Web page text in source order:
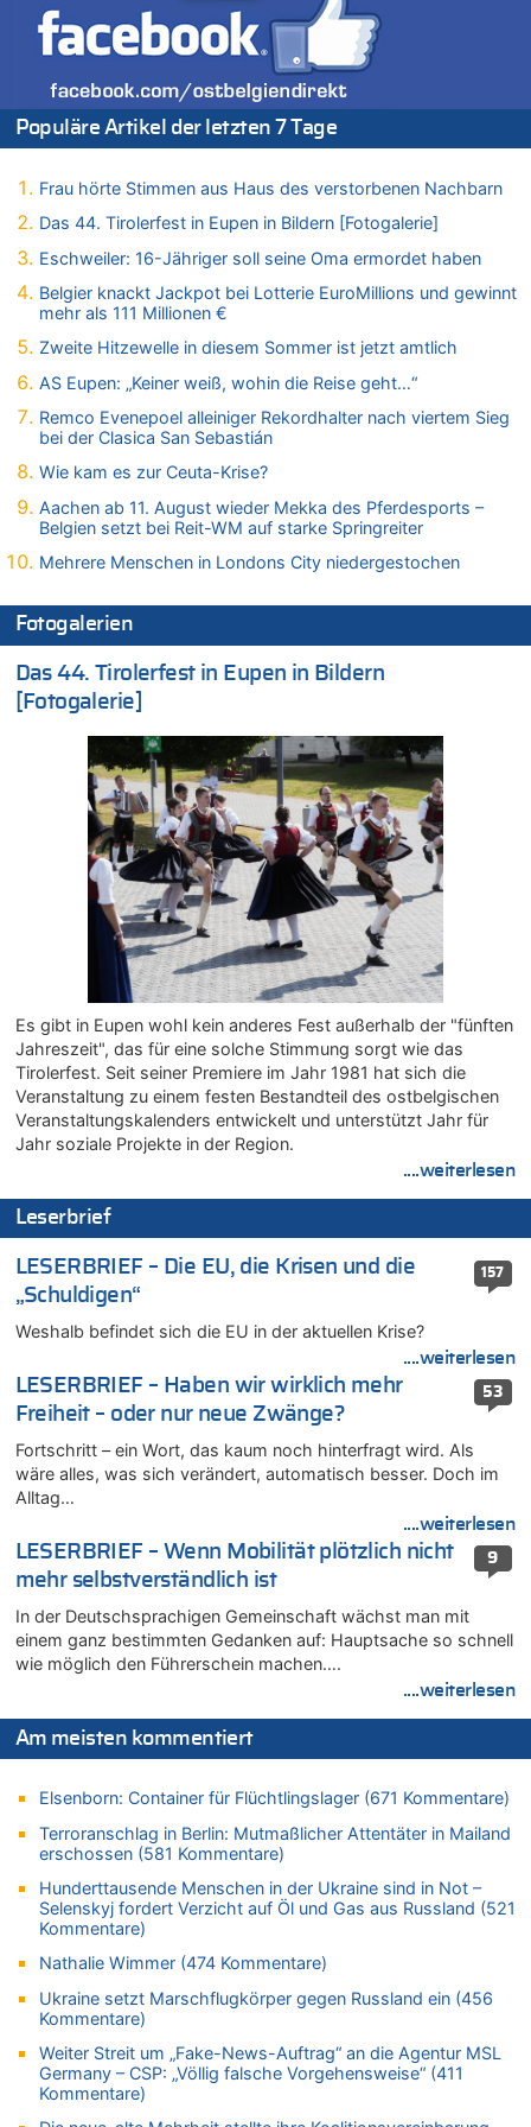
Belgier knackt Jackpot bei Lotterie EuroMillions und gewinnt
mehr als 111 Millionen €
08.08.2026 - 17:46 von Der Alte zu
Belgier knackt Jackpot bei Lotterie EuroMillions und gewinnt
mehr als 111 Millionen €
08.08.2026 - 17:45 von Der Alte zu
08.08.2026 - 17:43 von Der Alte zu
Leipzig, Mechernich und die Frage: Wer steckt hinter den
08.08.2026 - 17:16 von Bingo zu
Zweite Hitzewelle in diesem Sommer ist jetzt amtlich
Leipzig, Mechernich und die Frage: Wer steckt hinter den
Drohnen mit Strengstoff? War es Russland?
08.08.2026 - 15:34 von JoKrings zu
Leipzig, Mechernich und die Frage: Wer steckt hinter den
Mehrere Menschen in Londons City niedergestochen
Leipzig, Mechernich und die Frage: Wer steckt hinter den
08.08.2026 - 14:54 von Alfons van Compernolle zu
Belgier knackt Jackpot bei Lotterie EuroMillions und gewinnt
mehr als 111 Millionen €
08.08.2026 - 14:47 von Peer Wermuth zu
Leipzig, Mechernich und die Frage: Wer steckt hinter den
Drohnen mit Strengstoff? War es Russland?
08.08.2026 - 14:29 von Achso Dax zu
In Belgien missachten zwei von drei Autofahrern das
Tempolimit in 30er-Zonen – Untersuchung von Vias
08.08.2026 - 13:23 von Hugo Egon Bernhard von Sinnen zu
Leipzig, Mechernich und die Frage: Wer steckt hinter den
Drohnen mit Strengstoff? War es Russland?
08.08.2026 - 13:03 von WK zu
Kollision zwischen Autofahrer und Radfahrer an RAVeL-Weg
08.08.2026 - 12:56 von WK zu
Wasserstand des Rheins in NRW so niedrig wie noch nie
08.08.2026 - 12:29 von WK zu
In Belgien missachten zwei von drei Autofahrern das
Tempolimit in 30er-Zonen – Untersuchung von Vias
08.08.2026 - 12:01 von Hugo Egon Bernhard von Sinnen zu
Zurück an den Rhein: Hendrich wechselt zum 1. FC Köln
08.08.2026 - 11:39 von Dax zu
In Belgien missachten zwei von drei Autofahrern das
Tempolimit in 30er-Zonen – Untersuchung von Vias
08.08.2026 - 11:08 von Hans zu
Aachen ab 11. August wieder Mekka des Pferdesports –
Belgien setzt bei Reit-WM auf starke Springreiter
08.08.2026 - 10:21 von Hugo Egon Bernhard von Sinnen zu
In Belgien missachten zwei von drei Autofahrern das
Tempolimit in 30er-Zonen – Untersuchung von Vias
Wie kam es zur Ceuta-Krise?
08.08.2026 - 09:27 von Ermitler zu
Eschweiler: 16-Jähriger soll seine Oma ermordet haben
08.08.2026 - 09:24 von Ermitler zu
Mehrere Menschen in Londons City niedergestochen
08.08.2026 - 09:20 von Ermitler zu
AS Eupen: „Keiner weiß, wohin die Reise geht…“
08.08.2026 - 09:02 von Detlef zu
In Belgien missachten zwei von drei Autofahrern das
08.08.2026 - 08:50 von Mungo zu
08.08.2026 - 08:45 von besserwisser zu
Belgier knackt Jackpot bei Lotterie EuroMillions und gewinnt
mehr als 111 Millionen €
08.08.2026 - 08:00 von Strolch zu
AS Eupen: „Keiner weiß, wohin die Reise geht…“
08.08.2026 - 05:07 von Marcel Scholzen Eimerscheid zu
In Belgien missachten zwei von drei Autofahrern das
08.08.2026 - 02:19 von Peter S. zu
Tempolimit in 30er-Zonen – Untersuchung von Vias
08.08.2026 - 00:26 von klar zu
Mehrere Menschen in Londons City niedergestochen
Populäre Artikel der letzten 7 Tage
Frau hörte Stimmen aus Haus des verstorbenen Nachbarn
Das 44. Tirolerfest in Eupen in Bildern [Fotogalerie]
Eschweiler: 16-Jähriger soll seine Oma ermordet haben
Belgier knackt Jackpot bei Lotterie EuroMillions und gewinnt
mehr als 111 Millionen €
Zweite Hitzewelle in diesem Sommer ist jetzt amtlich
AS Eupen: „Keiner weiß, wohin die Reise geht…“
Remco Evenepoel alleiniger Rekordhalter nach viertem Sieg
bei der Clasica San Sebastián
Wie kam es zur Ceuta-Krise?
Aachen ab 11. August wieder Mekka des Pferdesports –
Belgien setzt bei Reit-WM auf starke Springreiter
Mehrere Menschen in Londons City niedergestochen
Fotogalerien
Das 44. Tirolerfest in Eupen in Bildern
[Fotogalerie]
Es gibt in Eupen wohl kein anderes Fest außerhalb der "fünften
Jahreszeit", das für eine solche Stimmung sorgt wie das
Tirolerfest. Seit seiner Premiere im Jahr 1981 hat sich die
Veranstaltung zu einem festen Bestandteil des ostbelgischen
Veranstaltungskalenders entwickelt und unterstützt Jahr für
Jahr soziale Projekte in der Region.
....weiterlesen
Leserbrief
157
LESERBRIEF – Die EU, die Krisen und die
„Schuldigen“
Weshalb befindet sich die EU in der aktuellen Krise?
....weiterlesen
53
LESERBRIEF – Haben wir wirklich mehr
Freiheit – oder nur neue Zwänge?
Fortschritt – ein Wort, das kaum noch hinterfragt wird. Als
wäre alles, was sich verändert, automatisch besser. Doch im
Alltag…
....weiterlesen
9
LESERBRIEF – Wenn Mobilität plötzlich nicht
mehr selbstverständlich ist
In der Deutschsprachigen Gemeinschaft wächst man mit
einem ganz bestimmten Gedanken auf: Hauptsache so schnell
wie möglich den Führerschein machen….
....weiterlesen
Am meisten kommentiert
Elsenborn: Container für Flüchtlingslager (671 Kommentare)
Terroranschlag in Berlin: Mutmaßlicher Attentäter in Mailand
erschossen (581 Kommentare)
Hunderttausende Menschen in der Ukraine sind in Not –
Selenskyj fordert Verzicht auf Öl und Gas aus Russland (521
Kommentare)
Nathalie Wimmer (474 Kommentare)
Ukraine setzt Marschflugkörper gegen Russland ein (456
Kommentare)
Weiter Streit um „Fake-News-Auftrag“ an die Agentur MSL
Germany – CSP: „Völlig falsche Vorgehensweise“ (411
Kommentare)